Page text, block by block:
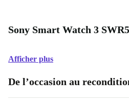
Sony Smart Watch 3
Afficher plus
De l’occasion au